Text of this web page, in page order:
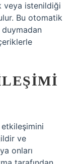
veya istenildiği
Bu otomatik
etkileşimini
ve
onları